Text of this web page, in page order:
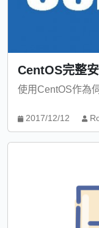
CentOS完整
使用CentOS作為
2017/12/12